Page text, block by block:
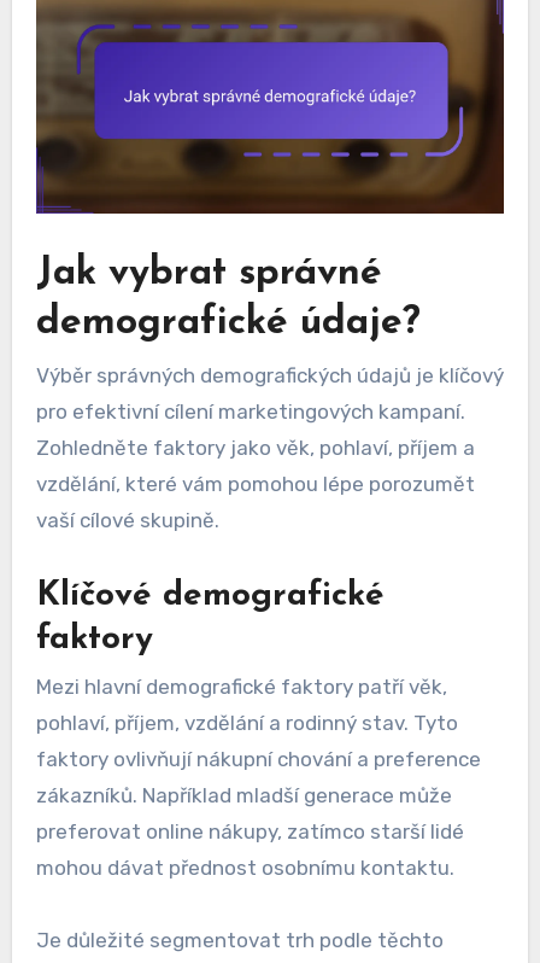
Jak vybrat správné
demografické údaje?
Výběr správných demografických údajů je klíčový
pro efektivní cílení marketingových kampaní.
Zohledněte faktory jako věk, pohlaví, příjem a
vzdělání, které vám pomohou lépe porozumět
vaší cílové skupině.
Klíčové demografické
faktory
Mezi hlavní demografické faktory patří věk,
pohlaví, příjem, vzdělání a rodinný stav. Tyto
faktory ovlivňují nákupní chování a preference
zákazníků. Například mladší generace může
preferovat online nákupy, zatímco starší lidé
mohou dávat přednost osobnímu kontaktu.
Je důležité segmentovat trh podle těchto